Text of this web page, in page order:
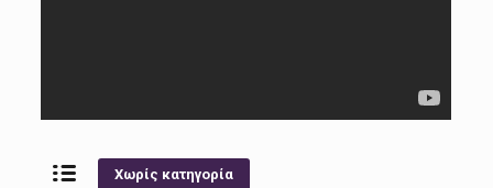
Χωρίς κατηγορία